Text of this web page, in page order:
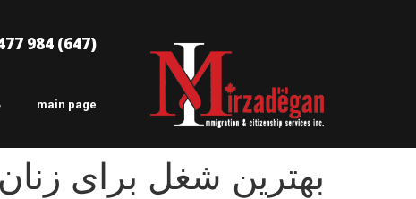
(647) 984 6477
main page
بهترین شغل برای زنان در